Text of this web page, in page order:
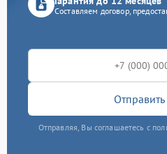
Составляем договор,
Отправить
Отправляя, Вы соглашаетесь с